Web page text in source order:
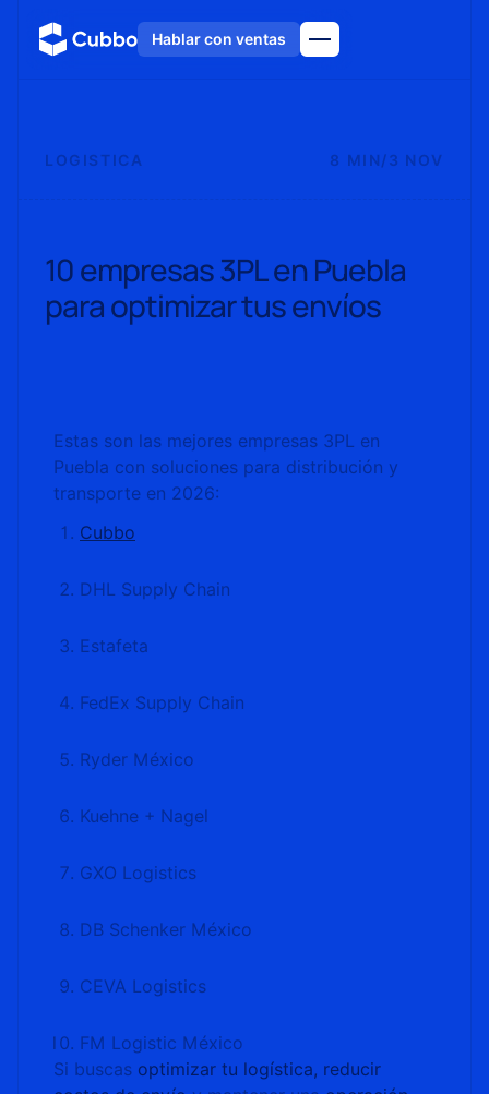
Hablar con ventas
LOGISTICA 8 MIN/3 NOV
10 empresas 3PL en Puebla
para optimizar tus envíos
Estas son las mejores empresas 3PL en
Puebla con soluciones para distribución y
transporte en 2026:
Cubbo
DHL Supply Chain
Estafeta
FedEx Supply Chain
Ryder México
Kuehne + Nagel
GXO Logistics
DB Schenker México
CEVA Logistics
FM Logistic México
Si buscas optimizar tu logística, reducir